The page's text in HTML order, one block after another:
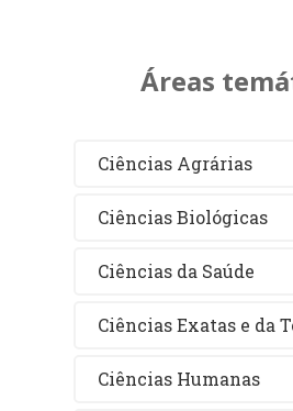
Áreas
Ciências Agrárias
Ciências Biológicas
Ciências da Saúde
Ciências Exatas e da
Ciências Humanas